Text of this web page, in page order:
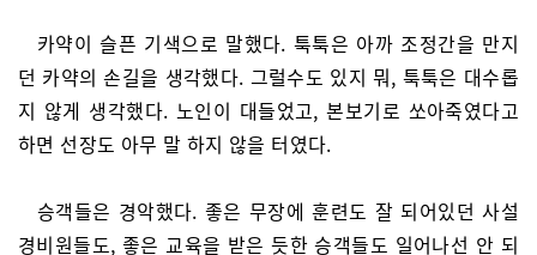
카약이 슬픈 기색으로 말했다. 툭툭은 아까 조정간을 만지
던 카약의 손길을 생각했다. 그럴수도 있지 뭐, 툭툭은 대수롭
지 않게 생각했다. 노인이 대들었고, 본보기로 쏘아죽였다고
하면 선장도 아무 말 하지 않을 터였다.
승객들은 경악했다. 좋은 무장에 훈련도 잘 되어있던 사설
경비원들도, 좋은 교육을 받은 듯한 승객들도 일어나선 안 되